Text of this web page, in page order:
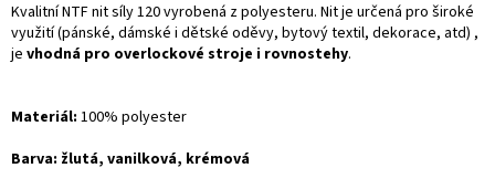
Kvalitní NTF nit síly 120 vyrobená z polyesteru. Nit je určená pro široké
využití (pánské, dámské i dětské oděvy, bytový textil, dekorace, atd) ,
je vhodná pro overlockové stroje i rovnostehy.
Materiál: 100% polyester
Barva: žlutá, vanilková, krémová